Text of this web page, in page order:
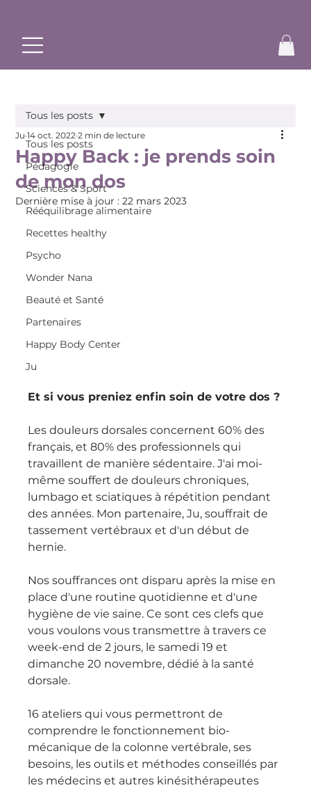
Tous les posts
Pédagogie
Sciences & Sport
Rééquilibrage alimentaire
Recettes healthy
Psycho
Wonder Nana
Beauté et Santé
Partenaires
Happy Body Center
Ju
Tous les posts
Happy Back : je prends soin
de mon dos
Ju 14 oct. 2022 2 min de lecture
Dernière mise à jour :22 mars 2023
Et si vous preniez enfin soin de votre dos ?
Les douleurs dorsales concernent 60% des
français, et 80% des professionnels qui
travaillent de manière sédentaire. J'ai moi-
même souffert de douleurs chroniques,
lumbago et sciatiques à répétition pendant
des années. Mon partenaire, Ju, souffrait de
tassement vertébraux et d'un début de
hernie.
Nos souffrances ont disparu après la mise en
place d'une routine quotidienne et d'une
hygiène de vie saine. Ce sont ces clefs que
vous voulons vous transmettre à travers ce
week-end de 2 jours, le samedi 19 et
dimanche 20 novembre, dédié à la santé
dorsale.
16 ateliers qui vous permettront de
comprendre le fonctionnement bio-
mécanique de la colonne vertébrale, ses
besoins, les outils et méthodes conseillés par
les médecins et autres kinésithérapeutes